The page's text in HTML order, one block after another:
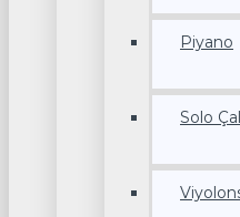
Piyano
Solo